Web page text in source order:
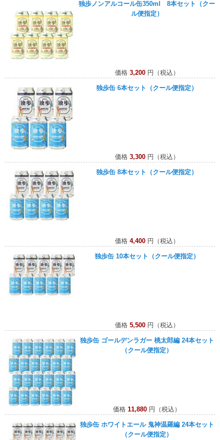
独歩ノンアルコール缶350ml 8本セット（クー
ル便指定）
価格 3,200円（税込）
独歩缶 6本セット（クール便指定）
価格 3,300円（税込）
独歩缶 8本セット（クール便指定）
価格 4,400円（税込）
独歩缶 10本セット（クール便指定）
価格 5,500円（税込）
独歩缶 ゴールデンラガー 桃太郎編 24本セット
（クール便指定）
価格 11,880 円（税込）
独歩缶 ホワイトエール 鬼神温羅編 24本セット
（クール便指定）